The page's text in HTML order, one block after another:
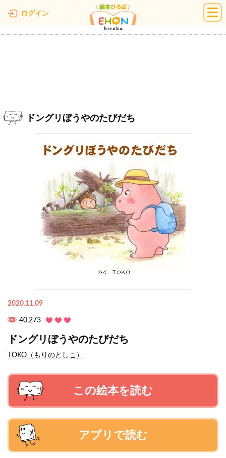
ログイン 絵本ひろば
ドングリぼうやのたびだち
2020.11.09
40,273
ドングリぼうやのたびだち
TOKO（もりのとしこ）
この絵本を読む
アプリで読む